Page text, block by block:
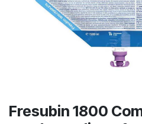
Fresubin 1800